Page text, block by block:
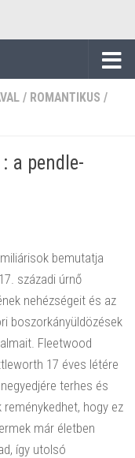
/ ROMANTIKUS /
a pendle-
bemutatja
századi úrnő
nehézségeit és az
boszorkányüldözések
Fleetwood
17 éves létére
terhes és
reménykedhet, hogy ez
már életben
így utolsó